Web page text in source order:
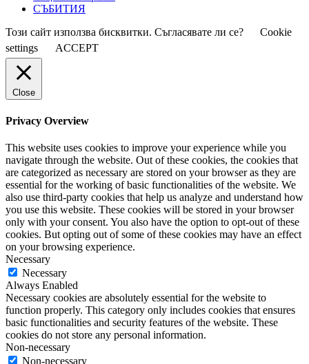
СЪБИТИЯ
Този сайт използва бисквитки. Съгласявате ли се?
Cookie
settings
ACCEPT
Close
Privacy Overview
This website uses cookies to improve your experience while you
navigate through the website. Out of these cookies, the cookies that
are categorized as necessary are stored on your browser as they are
essential for the working of basic functionalities of the website. We
also use third-party cookies that help us analyze and understand how
you use this website. These cookies will be stored in your browser
only with your consent. You also have the option to opt-out of these
cookies. But opting out of some of these cookies may have an effect
on your browsing experience.
Necessary
Necessary
Always Enabled
Necessary cookies are absolutely essential for the website to
function properly. This category only includes cookies that ensures
basic functionalities and security features of the website. These
cookies do not store any personal information.
Non-necessary
Non-necessary